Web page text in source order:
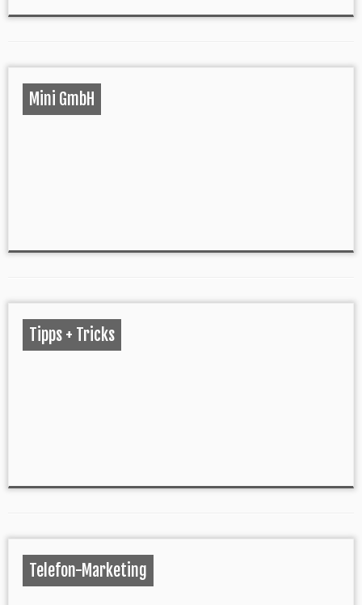
Mini GmbH
Tipps + Tricks
Telefon-Marketing